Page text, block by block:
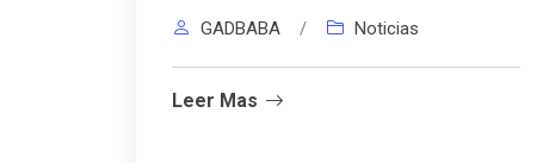
GADBABA / Noticias
Leer Mas